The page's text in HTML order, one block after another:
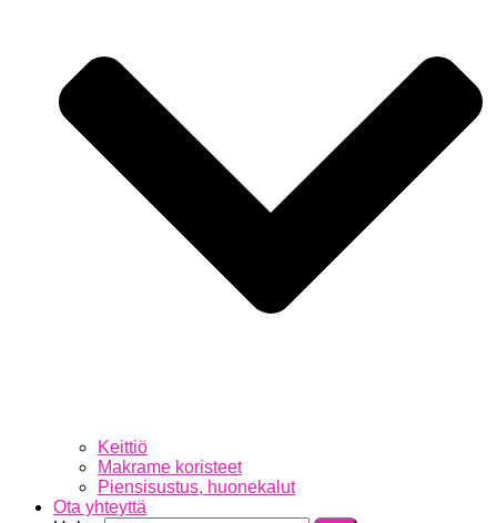
Keittiö
Makrame koristeet
Piensisustus, huonekalut
Ota yhteyttä